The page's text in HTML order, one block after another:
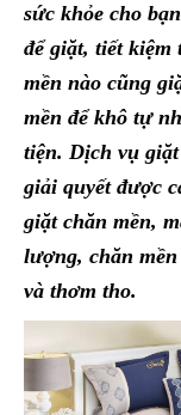
sức khỏe cho
để giặt, tiết
mền nào cũng
mền để khô tự
tiện. Dịch vụ giặt
giải quyết được
giặt chăn mền,
lượng, chăn mền
và thơm tho.